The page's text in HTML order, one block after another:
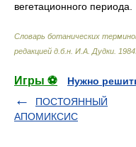
вегетационного периода.
Словарь ботанических
редакцией д.б.н. И.А. Дудки 1984
Игры ⚽
Нужно
ПОСТОЯННЫЙ
АПОМИКСИС